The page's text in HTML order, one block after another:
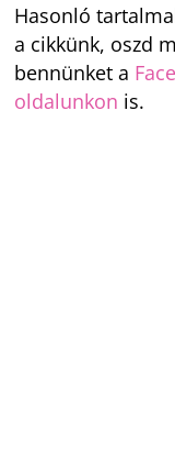
Hasonló
a cikkünk, oszd
bennünket a
oldalunkon is.